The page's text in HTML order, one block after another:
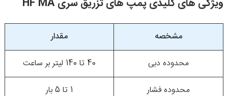
مشخصه
مقدار
محدوده دبی
40 تا 140 لیتر بر ساعت
محدوده فشار
1 تا 5 بار